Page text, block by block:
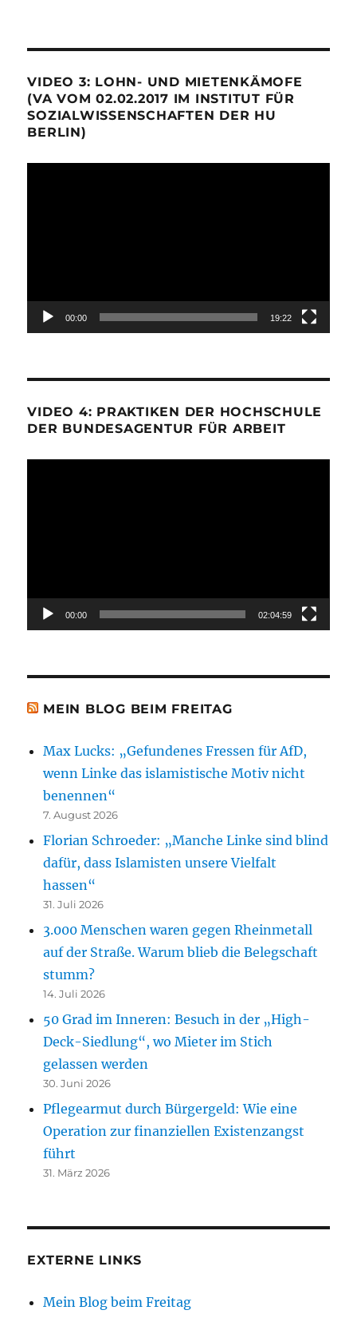
VIDEO 3: LOHN- UND MIETENKÄMOFE
(VA VOM 02.02.2017 IM INSTITUT FÜR
SOZIALWISSENSCHAFTEN DER HU
BERLIN)
00:00 19:22
VIDEO 4: PRAKTIKEN DER HOCHSCHULE
DER BUNDESAGENTUR FÜR ARBEIT
00:00 02:04:59
MEIN BLOG BEIM FREITAG
Max Lucks: „Gefundenes Fressen für AfD,
wenn Linke das islamistische Motiv nicht
benennen“
7. August 2026
Florian Schroeder: „Manche Linke sind blind
dafür, dass Islamisten unsere Vielfalt
hassen“
31. Juli 2026
3.000 Menschen waren gegen Rheinmetall
auf der Straße. Warum blieb die Belegschaft
stumm?
14. Juli 2026
50 Grad im Inneren: Besuch in der „High-
Deck-Siedlung“, wo Mieter im Stich
gelassen werden
30. Juni 2026
Pflegearmut durch Bürgergeld: Wie eine
Operation zur finanziellen Existenzangst
führt
31. März 2026
EXTERNE LINKS
Mein Blog beim Freitag